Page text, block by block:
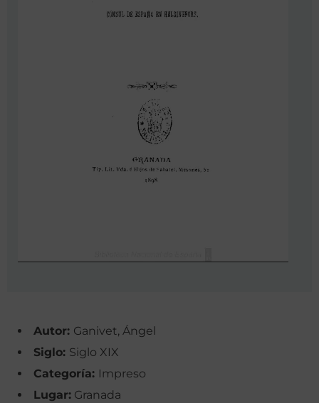
Autor: Ganivet, Ángel
Siglo: Siglo XIX
Categoría: Impreso
Lugar: Granada